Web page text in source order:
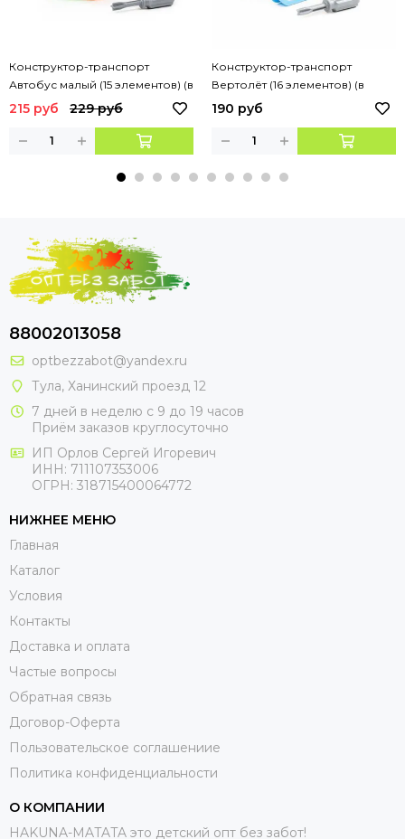
Конструктор-транспорт
Автобус малый (15 элементов) (в
пакете)
215 руб 229 руб
Конструктор-транспорт
Вертолёт (16 элементов) (в
сеточке)
190 руб
88002013058
optbezzabot@yandex.ru
Тула, Ханинский проезд 12
7 дней в неделю с 9 до 19 часов
Приём заказов круглосуточно
ИП Орлов Сергей Игоревич
ИНН: 711107353006
ОГРН: 318715400064772
НИЖНЕЕ МЕНЮ
Главная
Каталог
Условия
Контакты
Доставка и оплата
Частые вопросы
Обратная связь
Договор-Оферта
Пользовательское соглашениие
Политика конфиденциальности
О КОМПАНИИ
HAKUNA-MATATA это детский опт без забот!